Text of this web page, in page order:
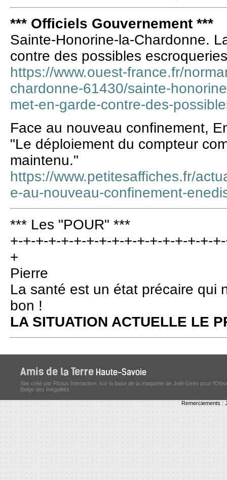
*** Officiels Gouvernement ***
Sainte-Honorine-la-Chardonne.
contre des possibles escroqueries
https://www.ouest-france.fr/
chardonne-61430/sainte-
met-en-garde-contre-des-
Face au nouveau confinement,
"Le déploiement du compteur
maintenu."
https://www.petitesaffiches.fr/
e-au-nouveau-confinement-
*** Les "POUR" ***
+-+-+-+-+-+-+-+-+-+-+-+-+-+-+-+-
+
Pierre
La santé est un état précaire qui
bon !
LA SITUATION ACTUELLE LE
Site créé par Rictus Interactive, sur la base de la maquette de Joël Girès pour
Belge des Inégalités
Remerciements :